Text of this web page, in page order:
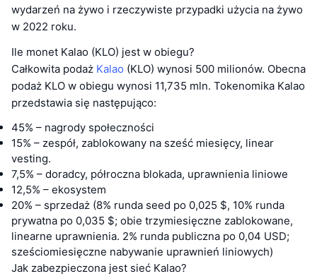
wydarzeń na żywo i rzeczywiste przypadki użycia na żywo
w 2022 roku.
Ile monet Kalao (KLO) jest w obiegu?
Całkowita podaż Kalao (KLO) wynosi 500 milionów. Obecna
podaż KLO w obiegu wynosi 11,735 mln. Tokenomika Kalao
przedstawia się następująco:
45% – nagrody społeczności
15% – zespół, zablokowany na sześć miesięcy, linear
vesting.
7,5% – doradcy, półroczna blokada, uprawnienia liniowe
12,5% – ekosystem
20% – sprzedaż (8% runda seed po 0,025 $, 10% runda
prywatna po 0,035 $; obie trzymiesięczne zablokowane,
linearne uprawnienia. 2% runda publiczna po 0,04 USD;
sześciomiesięczne nabywanie uprawnień liniowych)
Jak zabezpieczona jest sieć Kalao?